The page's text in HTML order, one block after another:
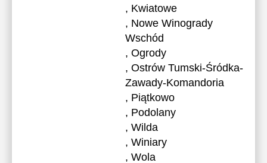
, Kwiatowe
, Nowe Winogrady
Wschód
, Ogrody
, Ostrów Tumski-Śródka-
Zawady-Komandoria
, Piątkowo
, Podolany
, Wilda
, Winiary
, Wola